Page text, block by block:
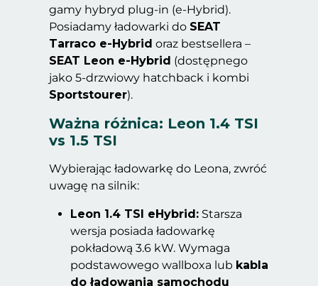
gamy hybryd plug-in (e-Hybrid).
Posiadamy ładowarki do SEAT
Tarraco e-Hybrid oraz bestsellera –
SEAT Leon e-Hybrid (dostępnego
jako 5-drzwiowy hatchback i kombi
Sportstourer).
Ważna różnica: Leon 1.4 TSI
vs 1.5 TSI
Wybierając ładowarkę do Leona, zwróć
uwagę na silnik:
Leon 1.4 TSI eHybrid: Starsza
wersja posiada ładowarkę
pokładową 3.6 kW. Wymaga
podstawowego wallboxa lub kabla
do ładowania samochodu